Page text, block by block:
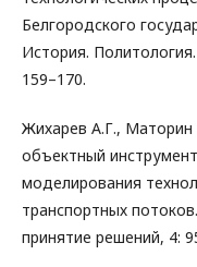
Белгородского
История.
159–170.
Жихарев А.Г., Маторин
объектный
моделирования
транспортных
принятие решений, 4: